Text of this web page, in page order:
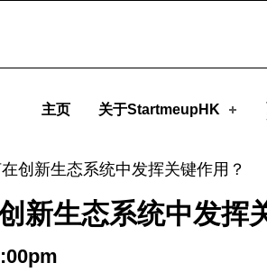
主页 关于StartmeupHK
创新生态系统中发挥关键作用？
新生态系统中发挥